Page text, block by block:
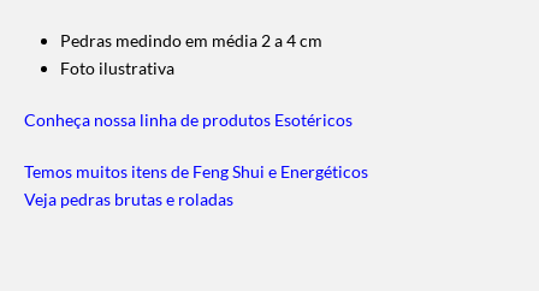
Pedras medindo em média 2 a 4 cm
Foto ilustrativa
Conheça nossa linha de produtos Esotéricos
Temos muitos itens de Feng Shui e Energéticos
Veja pedras brutas e roladas